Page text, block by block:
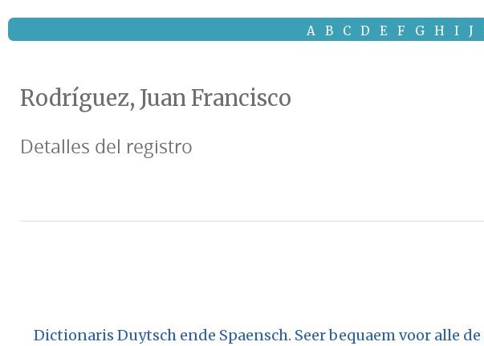
A B C D E F G H I J
Rodríguez, Juan Francisco
Detalles del registro
Dictionaris Duytsch ende Spaensch. Seer bequaem voor alle